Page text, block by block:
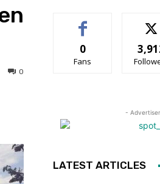
0
0
Fans
-
LATEST ARTICLES